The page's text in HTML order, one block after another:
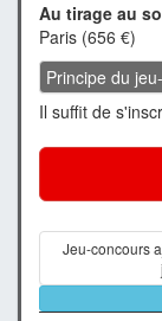
Au tirage au
Paris (656 €)
Principe du
Il suffit de
Jeu-concours